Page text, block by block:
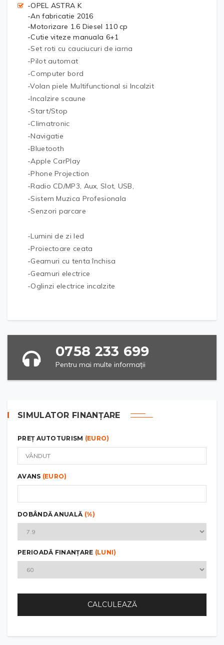
-OPEL ASTRA K
-An fabricatie 2016
-Motorizare 1.6 Diesel 110 cp
-Cutie viteze manuala 6+1
-Set roti cu cauciucuri de iarna
-Pilot automat
-Computer bord
-Volan piele Multifunctional si Incalzit
-Incalzire scaune
-Start/Stop
-Climatronic
-Navigatie
-Bluetooth
-Apple CarPlay
-Phone Projection
-Radio CD/MP3, Aux, Slot, USB,
-Sistem Muzica Profesionala
-Senzori parcare
-Lumini de zi led
-Proiectoare ceata
-Geamuri cu tenta închisa
-Geamuri electrice
-Oglinzi electrice incalzite
0758 233 699
Pentru mai multe informații
SIMULATOR FINANȚARE
PREȚ AUTOTURISM (EURO)
AVANS (EURO)
DOBÂNDĂ ANUALĂ (%)
PERIOADĂ FINANȚARE (LUNI)
CALCULEAZĂ